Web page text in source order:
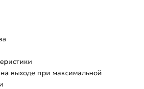
выходе при максимальной